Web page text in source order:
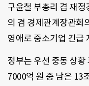
구윤철 부총리 겸 재
의 겸 경제관계장관회
영애로 중소기업 긴급
정부는 우선 중동 상
7000억 원 중 남은 13